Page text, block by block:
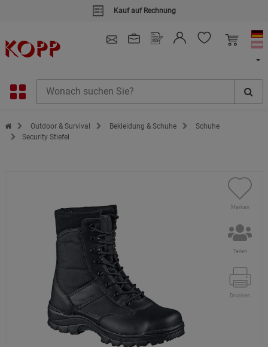
Kauf auf Rechnung
Zur Startseite des Kopp Verlag Online-Shop
Outdoor & Survival Bekleidung & Schuhe
Schuhe
Security Stiefel
Merken
Teilen
Drucken